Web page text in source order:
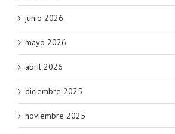
junio 2026
mayo 2026
abril 2026
diciembre 2025
noviembre 2025